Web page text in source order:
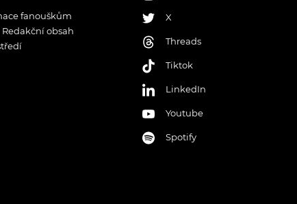
fanouškům
obsah
X
Threads
Tiktok
LinkedIn
Youtube
Spotify